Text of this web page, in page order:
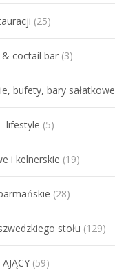
(25)
coctail bar (3)
bufety, bary sałatkowe
lifestyle (5)
i kelnerskie (19)
(28)
stołu (129)
(59)